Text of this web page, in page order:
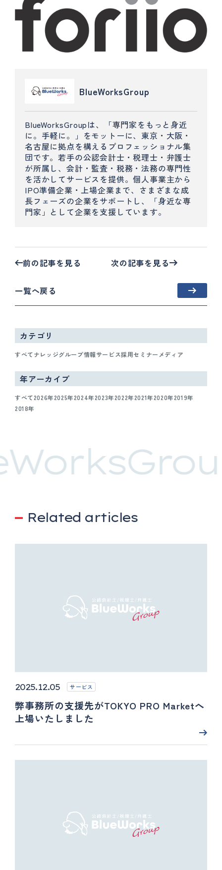
BlueWorksGroup
BlueWorksGroupは、「専門家をもっと身近
に。手軽に。」をモットーに、東京・大阪・
名古屋に拠点を構えるプロフェッショナル集
団です。若手の公認会計士・税理士・弁護士
が所属し、会計・監査・税務・法務の専門性
を活かしてサービスを提供。個人事業主から
IPO準備企業・上場企業まで、さまざまな成
長フェーズの企業をサポートし、「身近な専
門家」として企業を支援しています。
前の記事を見る 次の記事を見る
一覧へ戻る
カテゴリ
すべてナレッジグループ情報サービス採用セミナー メディア
年アーカイブ
すべて2026年2025年2024年2023年2022年2021年2020年2019年
2018年
Related articles
2025.12.05 サービス
弊事務所の支援先がTOKYO PRO Marketへ
上場いたしました